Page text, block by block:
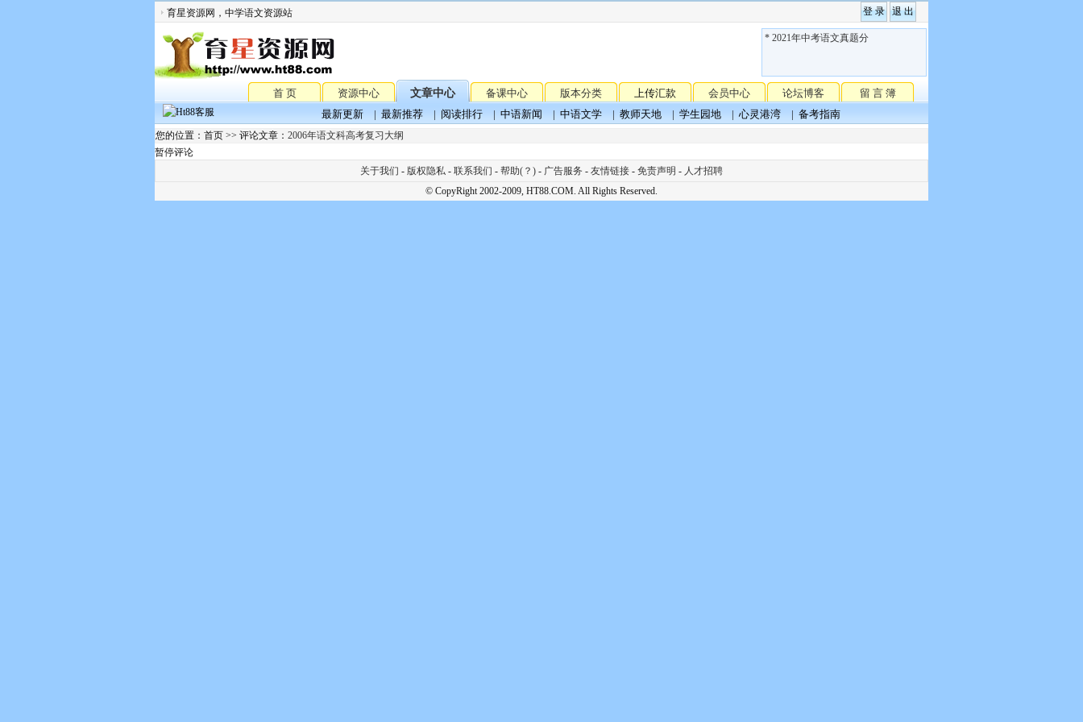
育星资源网，中学语文资源站
* 2021年中考语文真题分
首 页 资源中心 文章中心 备课中心 版本分类 上传汇款 会员中心 论坛博客
留 言 簿
最新更新| 最新推荐| 阅读排行| 中语新闻 | 中语文学| 教师天地| 学生园地| 心灵港湾| 备考指南
您的位置：首页 >> 评论文章： 2006年语文科高考复习大纲
暂停评论
关于我们 - 版权隐私 - 联系我们 - 帮助(？) - 广告服务 - 友情链接 - 免责声明 - 人才招聘
© CopyRight 2002-2009, HT88.COM. All Rights Reserved.